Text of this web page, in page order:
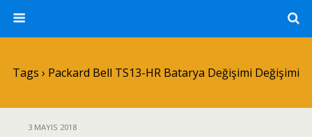
Tags › Packard Bell TS13-HR Batarya Değişimi Değişimi
3 MAYIS 2018